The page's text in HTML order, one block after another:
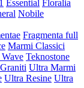
Essential Floralia
Nobile
Fragmenta full
Marmi Classici
Teknostone
Ultra Marmi
Ultra Resine Ultra